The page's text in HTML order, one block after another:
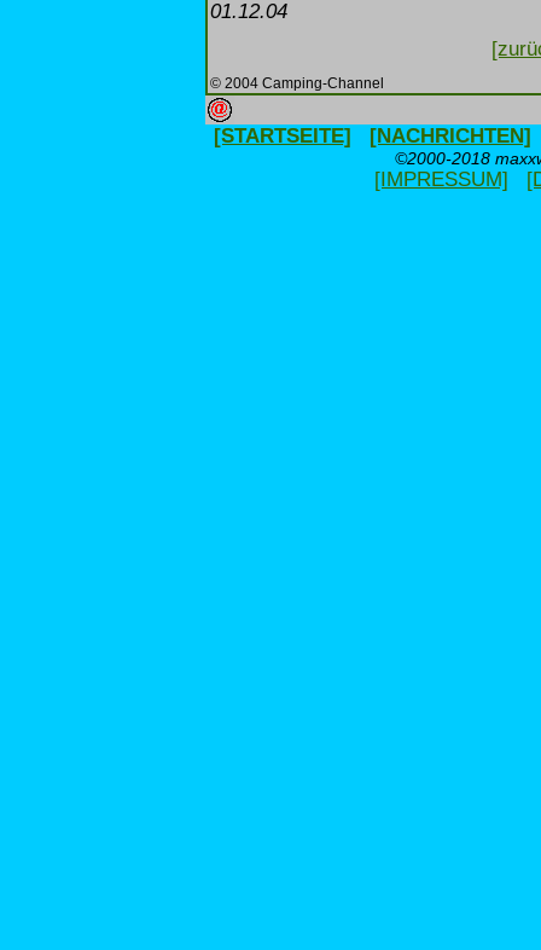
01.12.04
© 2004 Camping-Channel
[STARTSEITE] [NACHRICHTEN]
©2000-2018
[IMPRESSUM]